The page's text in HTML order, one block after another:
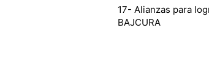
17- Alianzas para
BAJCURA